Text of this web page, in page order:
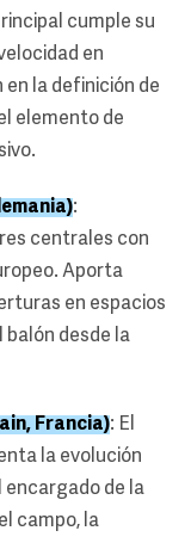
cumple su
en
la definición de
elemento de
:
centrales con
Aporta
en espacios
balón desde la
Francia): El
la evolución
de la
campo, la